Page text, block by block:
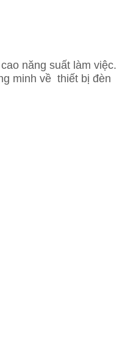
năng suất làm việc.
minh về thiết bị đèn